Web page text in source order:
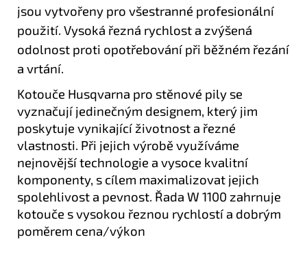
jsou vytvořeny pro všestranné profesionální
použití. Vysoká řezná rychlost a zvýšená
odolnost proti opotřebování při běžném řezání
a vrtání.
Kotouče Husqvarna pro stěnové pily se
vyznačují jedinečným designem, který jim
poskytuje vynikající životnost a řezné
vlastnosti. Při jejich výrobě využíváme
nejnovější technologie a vysoce kvalitní
komponenty, s cílem maximalizovat jejich
spolehlivost a pevnost. Řada W 1100 zahrnuje
kotouče s vysokou řeznou rychlostí a dobrým
poměrem cena/výkon